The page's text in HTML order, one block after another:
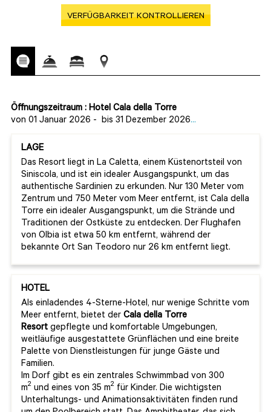
VERFÜGBARKEIT KONTROLLIEREN
Öffnungszeitraum : Hotel Cala della Torre
von 01 Januar 2026 - bis 31 Dezember 2026...
LAGE
Das Resort liegt in La Caletta, einem Küstenortsteil von
Siniscola, und ist ein idealer Ausgangspunkt, um das
authentische Sardinien zu erkunden. Nur 130 Meter vom
Zentrum und 750 Meter vom Meer entfernt, ist Cala della
Torre ein idealer Ausgangspunkt, um die Strände und
Traditionen der Ostküste zu entdecken. Der Flughafen
von Olbia ist etwa 50 km entfernt, während der
bekannte Ort San Teodoro nur 26 km entfernt liegt.
HOTEL
Als einladendes 4-Sterne-Hotel, nur wenige Schritte vom
Meer entfernt, bietet der Cala della Torre
Resort gepflegte und komfortable Umgebungen,
weitläufige ausgestattete Grünflächen und eine breite
Palette von Dienstleistungen für junge Gäste und
Familien.
Im Dorf gibt es ein zentrales Schwimmbad von 300
m2 und eines von 35 m2 für Kinder. Die wichtigsten
Unterhaltungs- und Animationsaktivitäten finden rund